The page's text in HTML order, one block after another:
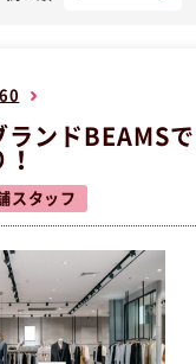
ランドBEAMS
スタッフ